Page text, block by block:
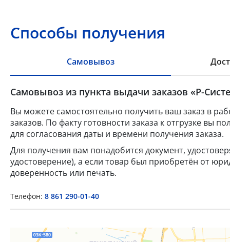
Способы получения
Самовывоз
Самовывоз из пункта выдачи заказов «Р-
Вы можете самостоятельно получить ваш заказ в
заказов. По факту готовности заказа к отгрузке вы
для согласования даты и времени получения заказа.
Для получения вам понадобится документ,
удостоверение), а если товар был приобретён от
доверенность или печать.
Телефон: 8 861 290-01-40